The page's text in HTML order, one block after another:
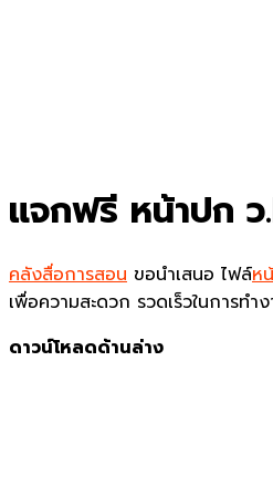
แจกฟรี หน้าปก ว
คลังสื่อการสอน ขอนำเสนอ ไฟล์ห
เพื่อความสะดวก รวดเร็วในการท
ดาวน์โหลดด้านล่าง